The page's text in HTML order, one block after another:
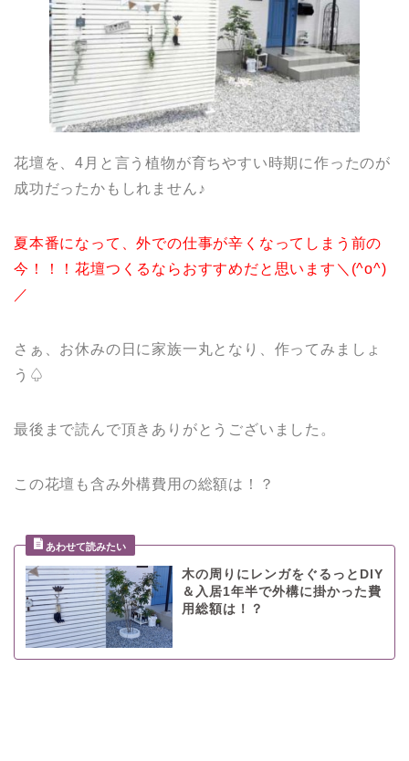
花壇を、4月と言う植物が育ちやすい時期に作ったのが
成功だったかもしれません♪
夏本番になって、外での仕事が辛くなってしまう前の
今！！！花壇つくるならおすすめだと思います＼(^o^)
／
さぁ、お休みの日に家族一丸となり、作ってみましょ
う♤
最後まで読んで頂きありがとうございました。
この花壇も含み外構費用の総額は！？
木の周りにレンガをぐるっとDIY
＆入居1年半で外構に掛かった費
用総額は！？